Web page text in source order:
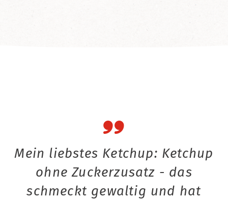
Mein liebstes Ketchup: Ketchup
ohne Zuckerzusatz - das
schmeckt gewaltig und hat